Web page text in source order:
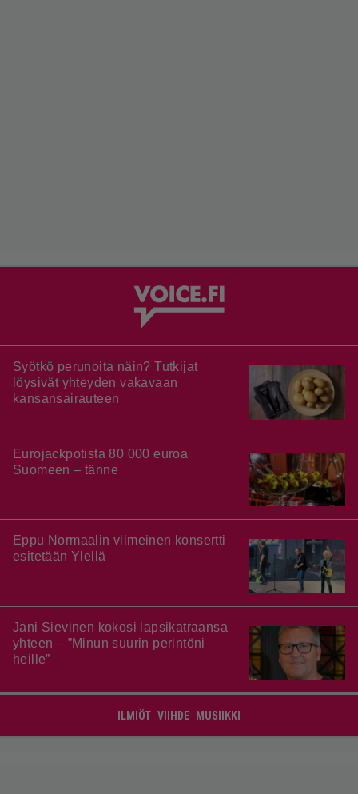
Syötkö perunoita näin? Tutkijat
löysivät yhteyden vakavaan
kansansairauteen
Eurojackpotista 80 000 euroa
Suomeen – tänne
Eppu Normaalin viimeinen konsertti
esitetään Ylellä
Jani Sievinen kokosi lapsikatraansa
yhteen – ”Minun suurin perintöni
heille”
ILMIÖT VIIHDE MUSIIKKI